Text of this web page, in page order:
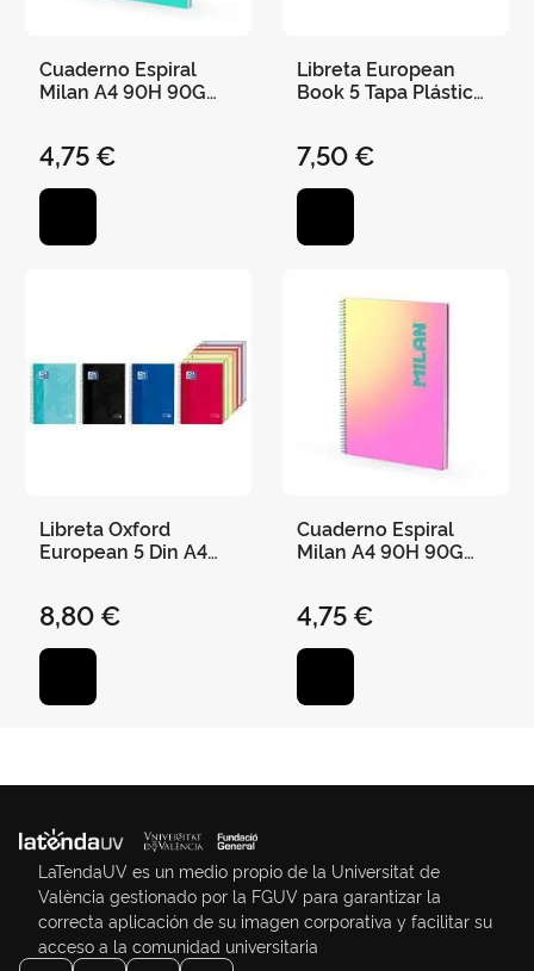
Cuaderno Espiral
Milan A4 90H 90G
4,75 €
Libreta European
Book 5 Tapa Plástico
7,50 €
Libreta Oxford
European 5 Din A4
Separadoras
8,80 €
Cuaderno Espiral
Milan A4 90H 90G
4,75 €
LaTendaUV es un medio propio de la Universitat de
València gestionado por la FGUV para garantizar la
correcta aplicación de su imagen corporativa y facilitar su
acceso a la comunidad universitaria